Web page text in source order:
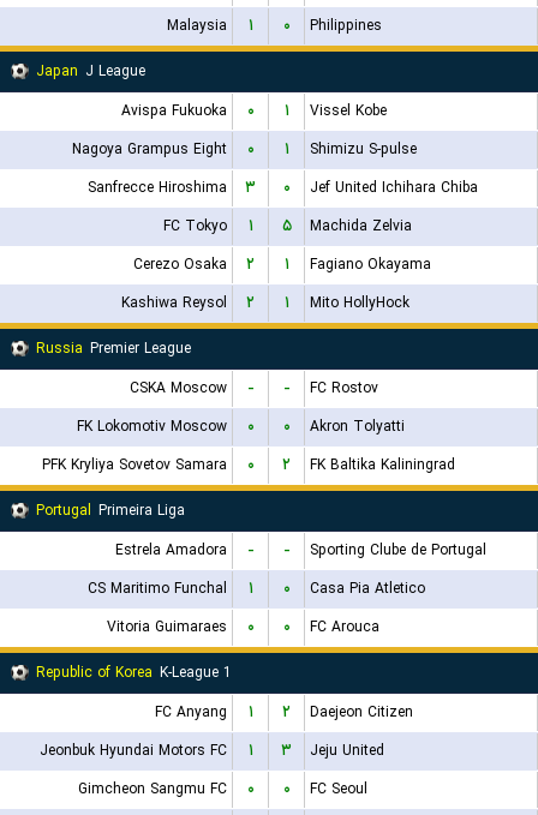
Malaysia
۱ ۰
Philippines
Japan J League
Avispa Fukuoka
۰ ۱
Vissel Kobe
Nagoya Grampus Eight
۰ ۱
Shimizu S-pulse
Sanfrecce Hiroshima
۳ ۰
Jef United Ichihara Chiba
FC Tokyo
۱ ۵
Machida Zelvia
Cerezo Osaka
۲ ۱
Fagiano Okayama
Kashiwa Reysol
۲ ۱
Mito HollyHock
Russia Premier League
CSKA Moscow
- -
FC Rostov
FK Lokomotiv Moscow
۰ ۰
Akron Tolyatti
PFK Kryliya Sovetov Samara
۰ ۲
FK Baltika Kaliningrad
Portugal Primeira Liga
Estrela Amadora
- -
Sporting Clube de Portugal
CS Maritimo Funchal
۱ ۰
Casa Pia Atletico
Vitoria Guimaraes
۰ ۰
FC Arouca
Republic of Korea K-League 1
FC Anyang
۱ ۲
Daejeon Citizen
Jeonbuk Hyundai Motors FC
۱ ۳
Jeju United
Gimcheon Sangmu FC
۰ ۰
FC Seoul